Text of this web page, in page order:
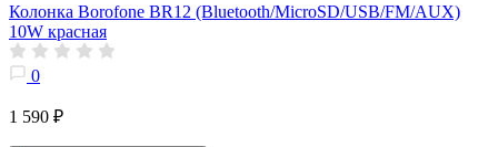
Колонка Borofone BR12 (Bluetooth/MicroSD/USB/FM/AUX)
10W красная
0
1 590 ₽